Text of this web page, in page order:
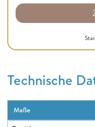
Technische
Maße